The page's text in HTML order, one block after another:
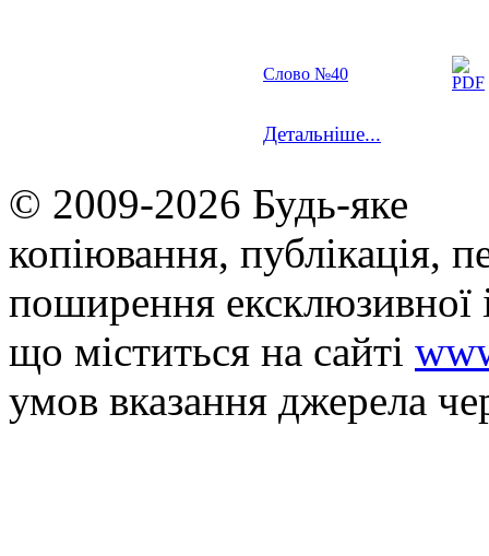
Слово №40
Детальніше...
© 2009-2026 Будь-яке
копiювання, публiкацiя,
поширення
що мiститься на сайті
умов вказання джерела